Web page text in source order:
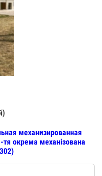
механизированная
окрема механізована